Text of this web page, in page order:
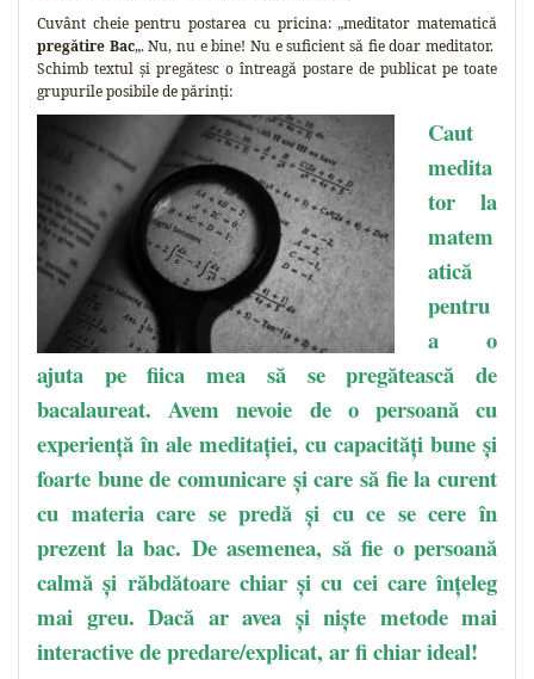
Cuvânt cheie pentru postarea cu pricina: „meditator matematică
pregătire Bac„. Nu, nu e bine! Nu e suficient să fie doar meditator.
Schimb textul și pregătesc o întreagă postare de publicat pe toate
grupurile posibile de părinți:
Caut
medita
tor la
matem
atică
pentru
a o
ajuta pe fiica mea să se pregătească de
bacalaureat. Avem nevoie de o persoană cu
experiență în ale meditației, cu capacități bune și
foarte bune de comunicare și care să fie la curent
cu materia care se predă și cu ce se cere în
prezent la bac. De asemenea, să fie o persoană
calmă și răbdătoare chiar și cu cei care înțeleg
mai greu. Dacă ar avea și niște metode mai
interactive de predare/explicat, ar fi chiar ideal!